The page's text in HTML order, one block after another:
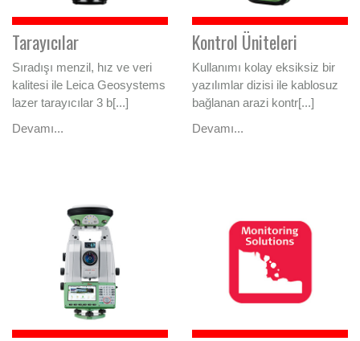
Tarayıcılar
Sıradışı menzil, hız ve veri
kalitesi ile Leica Geosystems
lazer tarayıcılar 3 b[...]
Devamı...
Kontrol Üniteleri
Kullanımı kolay eksiksiz bir
yazılımlar dizisi ile kablosuz
bağlanan arazi kontr[...]
Devamı...